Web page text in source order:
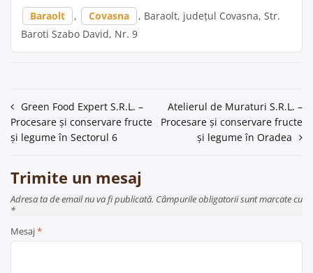
Baraolt , Covasna
, Baraolt, județul Covasna, Str.
Baroti Szabo David, Nr. 9
Navigare
în
Green Food Expert S.R.L. –
Procesare și conservare fructe
și legume în Sectorul 6
Atelierul de Muraturi S.R.L. –
Procesare și conservare fructe
și legume în Oradea
Trimite un mesaj
Adresa ta de email nu va fi publicată. Câmpurile obligatorii sunt marcate cu
*
Mesaj*